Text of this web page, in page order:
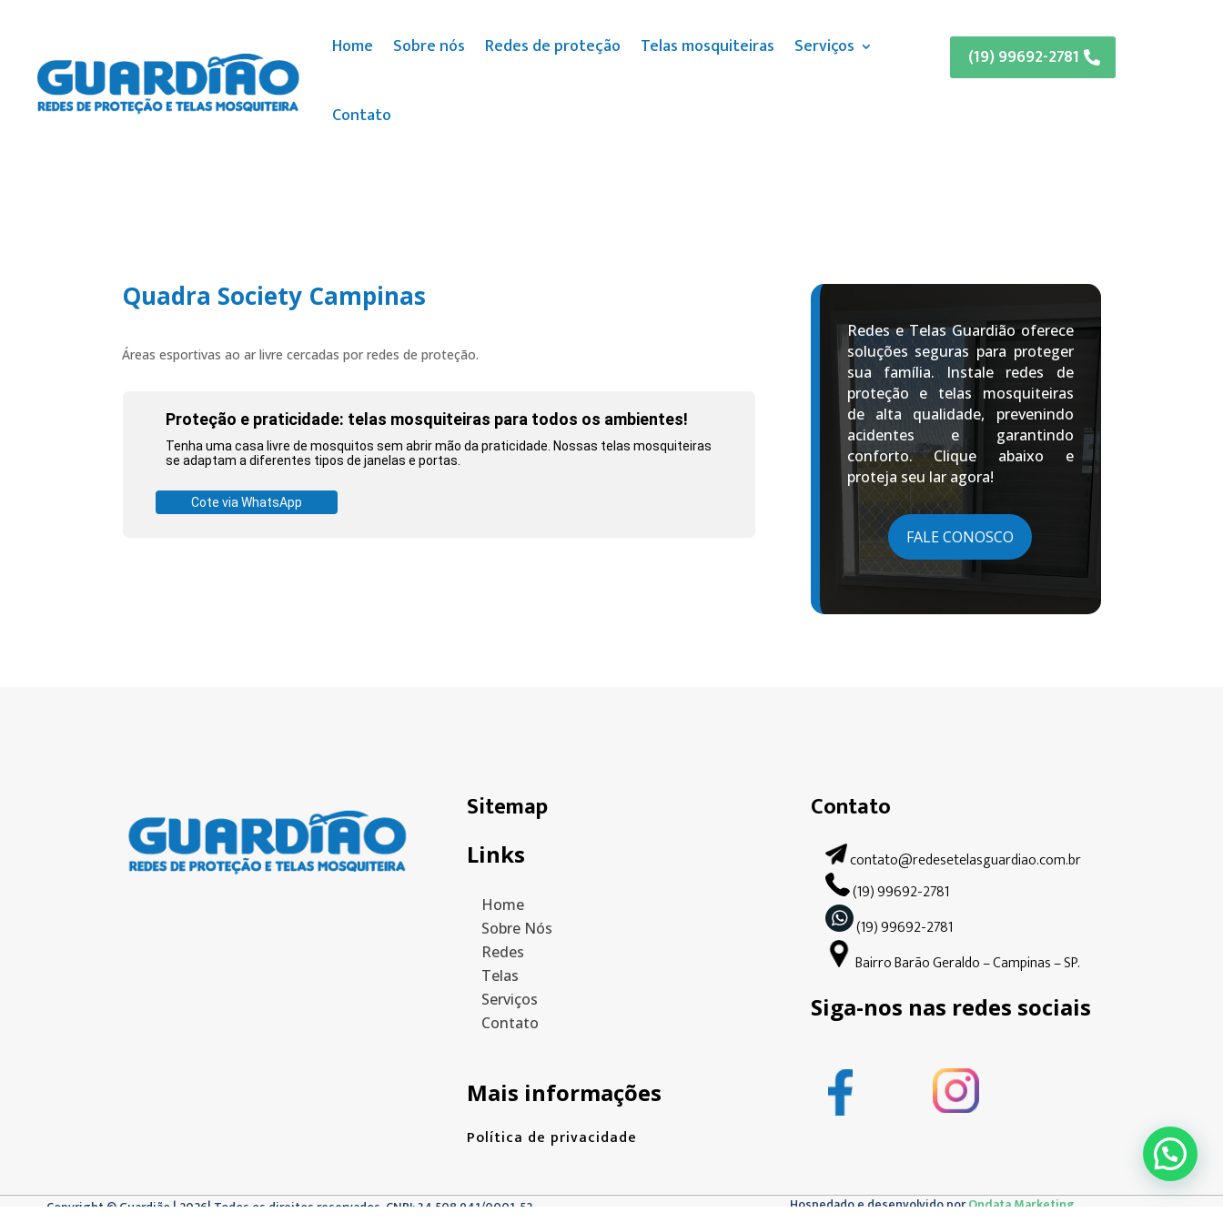
Home Sobre nós Redes de proteção Telas mosquiteiras Serviços
Contato
(19) 99692-2781
Quadra Society Campinas
Áreas esportivas ao ar livre cercadas por redes de proteção.
Proteção e praticidade: telas mosquiteiras para todos os ambientes!
Tenha uma casa livre de mosquitos sem abrir mão da praticidade. Nossas telas mosquiteiras
se adaptam a diferentes tipos de janelas e portas.
Cote via WhatsApp
Redes e Telas Guardião oferece
soluções seguras para proteger
sua família. Instale redes de
proteção e telas mosquiteiras
de alta qualidade, prevenindo
acidentes e garantindo
conforto. Clique abaixo e
proteja seu lar agora!
FALE CONOSCO
Sitemap
Links
Home
Sobre Nós
Redes
Telas
Serviços
Contato
Mais informações
Política de privacidade
Contato
contato@redesetelasguardiao.com.br
(19) 99692-2781
(19) 99692-2781
Bairro Barão Geraldo – Campinas – SP.
Siga-nos nas redes sociais
Copyright © Guardião | 2026| Todos os direitos reservados. CNPJ: 34.508.941/0001-52 Hospedado e desenvolvido porOndata Marketing.